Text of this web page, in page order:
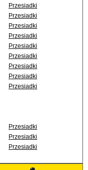
Przesiadki
Przesiadki
Przesiadki
Przesiadki
Przesiadki
Przesiadki
Przesiadki
Przesiadki
Przesiadki
Przesiadki
Przesiadki
Przesiadki